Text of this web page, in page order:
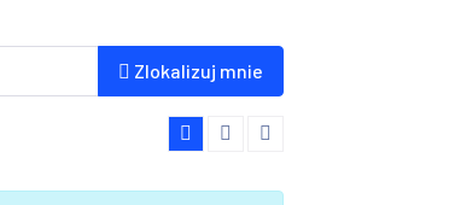
Zlokalizuj mnie